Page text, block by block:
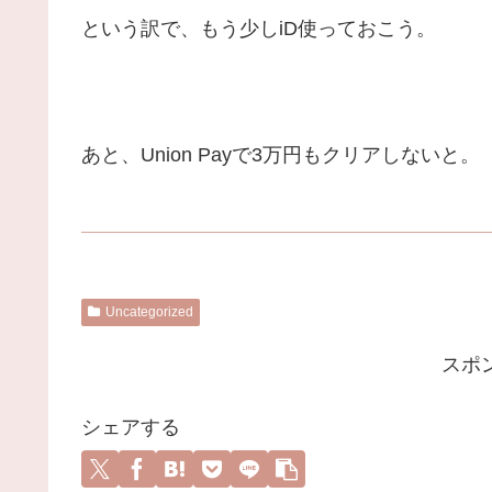
という訳で、もう少しiD使っておこう。
あと、Union Payで3万円もクリアしないと。
Uncategorized
スポ
シェアする